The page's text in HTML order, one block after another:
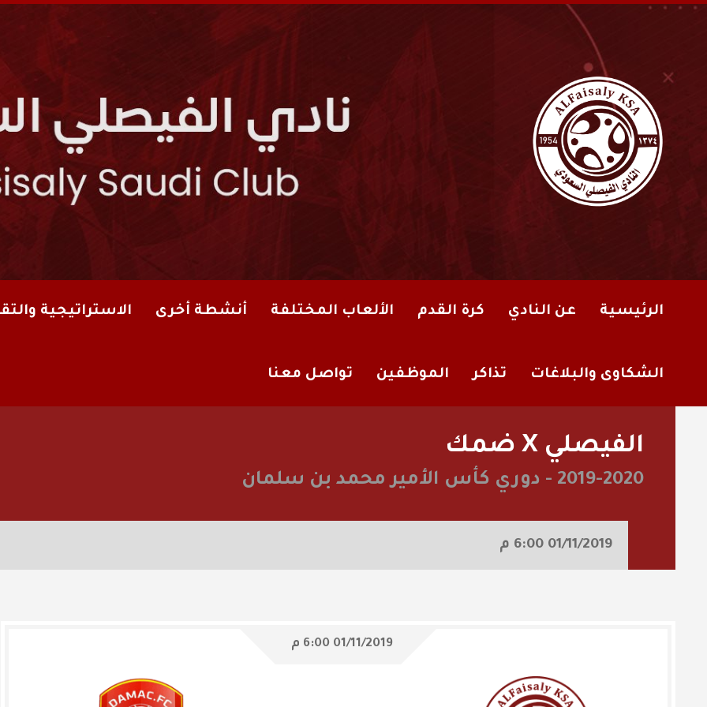
الرئيسية عن النادي كرة القدم الألعاب المختلفة أنشطة أخرى الاستراتيجية
الشكاوى والبلاغات تذاكر الموظفين تواصل معنا
الفيصلي X ضمك
2019-2020
- دوري كأس الأمير محمد بن سلمان
01/11/2019
01/11/2019